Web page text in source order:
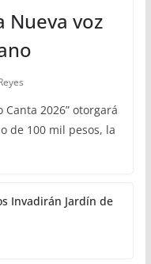
Nueva voz
Canta 2026” otorgará
de 100 mil pesos, la
Invadirán Jardín de